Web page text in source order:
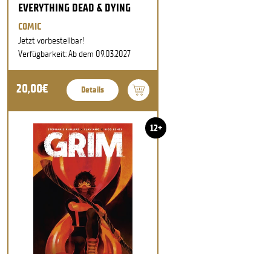
EVERYTHING DEAD & DYING
COMIC
Jetzt vorbestellbar!
Verfügbarkeit: Ab dem 09.03.2027
20,00€ Details
12+